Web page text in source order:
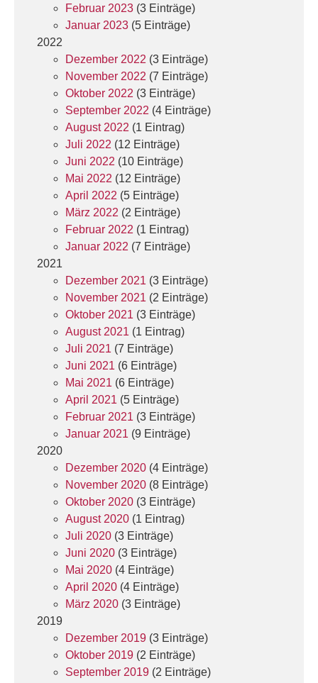
Februar 2023 (3 Einträge)
Januar 2023 (5 Einträge)
2022
Dezember 2022 (3 Einträge)
November 2022 (7 Einträge)
Oktober 2022 (3 Einträge)
September 2022 (4 Einträge)
August 2022 (1 Eintrag)
Juli 2022 (12 Einträge)
Juni 2022 (10 Einträge)
Mai 2022 (12 Einträge)
April 2022 (5 Einträge)
März 2022 (2 Einträge)
Februar 2022 (1 Eintrag)
Januar 2022 (7 Einträge)
2021
Dezember 2021 (3 Einträge)
November 2021 (2 Einträge)
Oktober 2021 (3 Einträge)
August 2021 (1 Eintrag)
Juli 2021 (7 Einträge)
Juni 2021 (6 Einträge)
Mai 2021 (6 Einträge)
April 2021 (5 Einträge)
Februar 2021 (3 Einträge)
Januar 2021 (9 Einträge)
2020
Dezember 2020 (4 Einträge)
November 2020 (8 Einträge)
Oktober 2020 (3 Einträge)
August 2020 (1 Eintrag)
Juli 2020 (3 Einträge)
Juni 2020 (3 Einträge)
Mai 2020 (4 Einträge)
April 2020 (4 Einträge)
März 2020 (3 Einträge)
2019
Dezember 2019 (3 Einträge)
Oktober 2019 (2 Einträge)
September 2019 (2 Einträge)